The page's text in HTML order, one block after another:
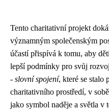
Tento charitativní projekt
významným společenským
účastí přispívá k tomu, aby
lepší podmínky pro svůj
- slovní spojení, které se stalo
charitativního prostředí, v
jako symbol naděje a světla v